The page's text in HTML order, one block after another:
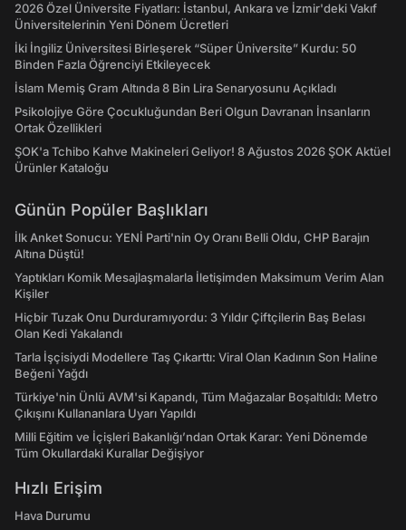
2026 Özel Üniversite Fiyatları: İstanbul, Ankara ve İzmir'deki Vakıf
Üniversitelerinin Yeni Dönem Ücretleri
İki İngiliz Üniversitesi Birleşerek “Süper Üniversite” Kurdu: 50
Binden Fazla Öğrenciyi Etkileyecek
İslam Memiş Gram Altında 8 Bin Lira Senaryosunu Açıkladı
Psikolojiye Göre Çocukluğundan Beri Olgun Davranan İnsanların
Ortak Özellikleri
ŞOK'a Tchibo Kahve Makineleri Geliyor! 8 Ağustos 2026 ŞOK Aktüel
Ürünler Kataloğu
Günün Popüler Başlıkları
İlk Anket Sonucu: YENİ Parti'nin Oy Oranı Belli Oldu, CHP Barajın
Altına Düştü!
Yaptıkları Komik Mesajlaşmalarla İletişimden Maksimum Verim Alan
Kişiler
Hiçbir Tuzak Onu Durduramıyordu: 3 Yıldır Çiftçilerin Baş Belası
Olan Kedi Yakalandı
Tarla İşçisiydi Modellere Taş Çıkarttı: Viral Olan Kadının Son Haline
Beğeni Yağdı
Türkiye'nin Ünlü AVM'si Kapandı, Tüm Mağazalar Boşaltıldı: Metro
Çıkışını Kullananlara Uyarı Yapıldı
Milli Eğitim ve İçişleri Bakanlığı’ndan Ortak Karar: Yeni Dönemde
Tüm Okullardaki Kurallar Değişiyor
Hızlı Erişim
Hava Durumu